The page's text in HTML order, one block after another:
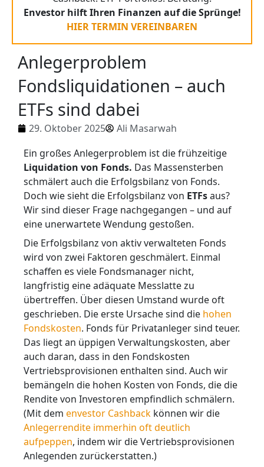
Envestor hilft Ihren Finanzen auf die Sprünge!
HIER TERMIN VEREINBAREN
Anlegerproblem
Fondsliquidationen – auch
ETFs sind dabei
29. Oktober 2025
Ali Masarwah
Ein großes Anlegerproblem ist die frühzeitige
Liquidation von Fonds. Das Massensterben
schmälert auch die Erfolgsbilanz von Fonds.
Doch wie sieht die Erfolgsbilanz von ETFsaus?
Wir sind dieser Frage nachgegangen – und auf
eine unerwartete Wendung gestoßen.
Die Erfolgsbilanz von aktiv verwalteten Fonds
wird von zwei Faktoren geschmälert. Einmal
schaffen es viele Fondsmanager nicht,
langfristig eine adäquate Messlatte zu
übertreffen. Über diesen Umstand wurde oft
geschrieben. Die erste Ursache sind die hohen
Fondskosten. Fonds für Privatanleger sind teuer.
Das liegt an üppigen Verwaltungskosten, aber
auch daran, dass in den Fondskosten
Vertriebsprovisionen enthalten sind. Auch wir
bemängeln die hohen Kosten von Fonds, die die
Rendite von Investoren empfindlich schmälern.
(Mit dem envestor Cashback können wir die
Anlegerrendite immerhin oft deutlich
aufpeppen, indem wir die Vertriebsprovisionen
Anlegenden zurückerstatten.)